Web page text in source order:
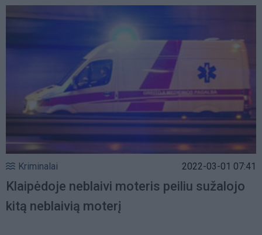
Kriminalai 2022-03-01 07:41
Klaipėdoje neblaivi moteris peiliu sužalojo
kitą neblaivią moterį